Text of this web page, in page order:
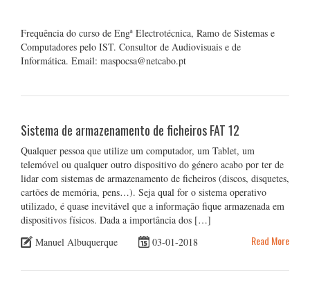
Frequência do curso de Engª Electrotécnica, Ramo de Sistemas e
Computadores pelo IST. Consultor de Audiovisuais e de
Informática. Email: maspocsa@netcabo.pt
Sistema de armazenamento de ficheiros FAT 12
Qualquer pessoa que utilize um computador, um Tablet, um
telemóvel ou qualquer outro dispositivo do género acabo por ter de
lidar com sistemas de armazenamento de ficheiros (discos, disquetes,
cartões de memória, pens…). Seja qual for o sistema operativo
utilizado, é quase inevitável que a informação fique armazenada em
dispositivos físicos. Dada a importância dos […]
Manuel Albuquerque
03-01-2018 Read More